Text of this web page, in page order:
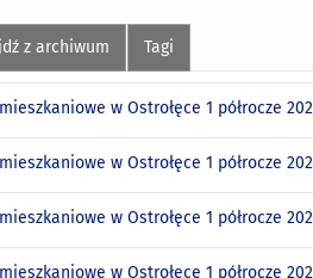
z archiwum Tagi
w Ostrołęce 1 półrocze
w Ostrołęce 1 półrocze
w Ostrołęce 1 półrocze
w Ostrołęce 1 półrocze